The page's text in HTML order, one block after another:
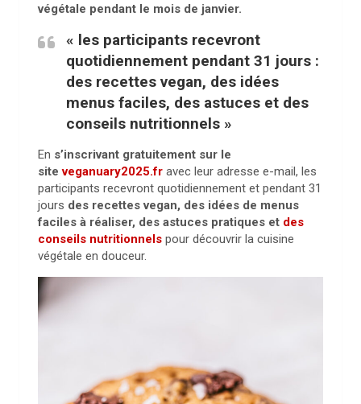
végétale pendant le mois de janvier.
« les participants recevront
quotidiennement pendant 31 jours :
des recettes vegan, des idées
menus faciles, des astuces et des
conseils nutritionnels »
En s’inscrivant gratuitement sur le
siteveganuary2025.fr avec leur adresse e-mail, les
participants recevront quotidiennement et pendant 31
jours des recettes vegan, des idées de menus
faciles à réaliser, des astuces pratiques et des
conseils nutritionnels pour découvrir la cuisine
végétale en douceur.